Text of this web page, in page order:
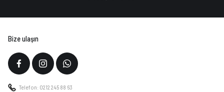
Bize ulaşın
Telefon: 0212 245 88 63